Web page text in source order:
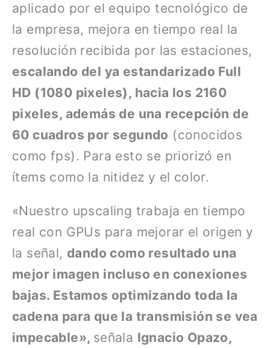
aplicado por el equipo tecnológico de
la empresa, mejora en tiempo real la
resolución recibida por las estaciones,
escalando del ya estandarizado Full
HD (1080 pixeles), hacia los 2160
pixeles, además de una recepción de
60 cuadros por segundo (conocidos
como fps). Para esto se priorizó en
ítems como la nitidez y el color.
«Nuestro upscaling trabaja en tiempo
real con GPUs para mejorar el origen y
la señal, dando como resultado una
mejor imagen incluso en conexiones
bajas. Estamos optimizando toda la
cadena para que la transmisión se vea
impecable», señala Ignacio Opazo,